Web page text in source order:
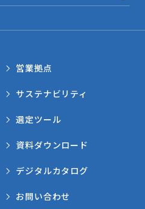
営業拠点
サステナビリティ
選定ツール
資料ダウンロード
デジタルカタログ
お問い合わせ